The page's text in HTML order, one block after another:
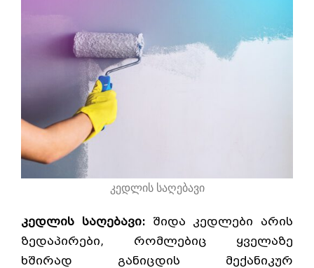
კედლის საღებავი
კედლის საღებავი:შიდა კედლები არის
ზედაპირები, რომლებიც ყველაზე
ხშირად განიცდის მექანიკურ